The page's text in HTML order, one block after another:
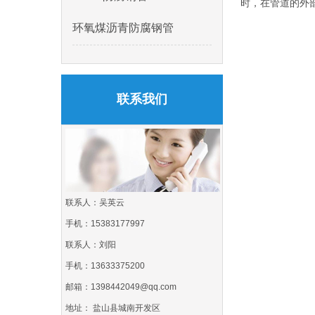
时，在管道的外
环氧煤沥青防腐钢管
联系我们
联系人：吴英云
手机：15383177997
联系人：刘阳
手机：13633375200
邮箱：1398442049@qq.com
地址： 盐山县城南开发区